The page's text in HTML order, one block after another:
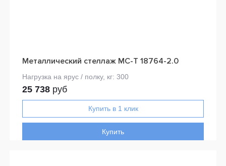
Металлический стеллаж МС-Т 18764-2.0
25 738 руб
Купить